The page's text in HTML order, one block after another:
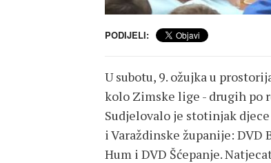
PODIJELI:
U subotu, 9. ožujka u
kolo Zimske lige - drugih po
Sudjelovalo je stotinjak
i Varaždinske županije: DVD
Hum i DVD Šćepanje.